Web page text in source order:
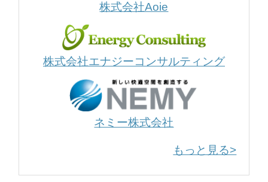
株式会社Aoie
株式会社エナジーコンサルティング
ネミー株式会社
もっと見る>